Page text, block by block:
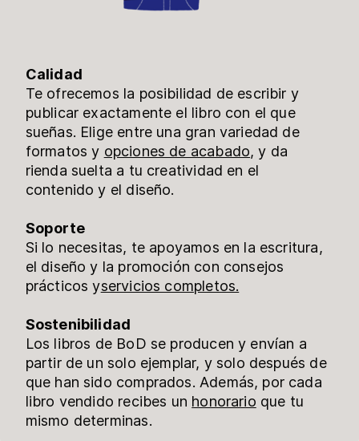
Calidad
Te ofrecemos la posibilidad de escribir y
publicar exactamente el libro con el que
sueñas. Elige entre una gran variedad de
formatos y opciones de acabado, y da
rienda suelta a tu creatividad en el
contenido y el diseño.
Soporte
Si lo necesitas, te apoyamos en la escritura,
el diseño y la promoción con consejos
prácticos yservicios completos.
Sostenibilidad
Los libros de BoD se producen y envían a
partir de un solo ejemplar, y solo después de
que han sido comprados. Además, por cada
libro vendido recibes un honorario que tu
mismo determinas.